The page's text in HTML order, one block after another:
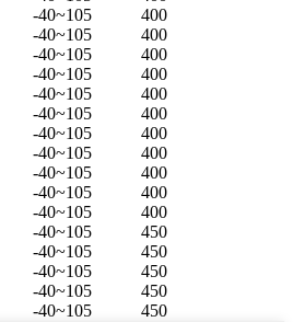
-40~105
400
-40~105
400
-40~105
400
-40~105
400
-40~105
400
-40~105
400
-40~105
400
-40~105
400
-40~105
400
-40~105
400
-40~105
400
-40~105
450
-40~105
450
-40~105
450
-40~105
450
-40~105 450